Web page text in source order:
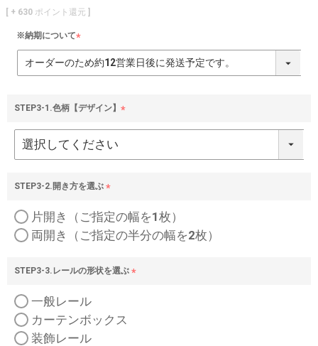
[ + 630 ポイント還元 ]
※納期について
(
必
STEP3-1.色柄【デザイン】
STEP3-2.開き方を選ぶ
必
須
)
片開き（ご指定の幅を1枚）
両開き（ご指定の半分の幅を2枚）
STEP3-3.レールの形状を選ぶ
一般レール
カーテンボックス
装飾レール